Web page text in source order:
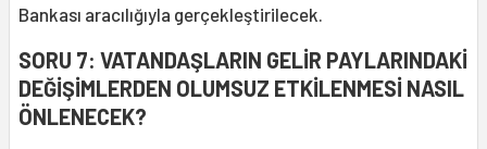
Bankası aracılığıyla gerçekleştirilecek.
SORU 7: VATANDAŞLARIN GELİR PAYLARINDAKİ
DEĞİŞİMLERDEN OLUMSUZ ETKİLENMESİ NASIL
ÖNLENECEK?